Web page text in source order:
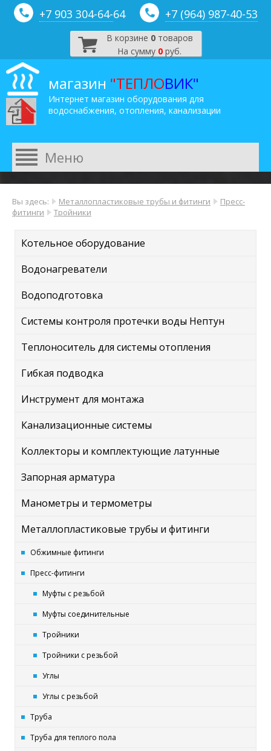
+7 903 304-64-64 +7 (964) 987-40-53
В корзине 0товаров
На сумму 0 руб.
магазин "ТЕПЛОВИК"
Интернет магазин оборудования для
водоснабжения, отопления, канализации
Вы здесь: Металлопластиковые трубы и фитинги
Пресс-
фитинги
Тройники
Котельное оборудование
Водонагреватели
Водоподготовка
Системы контроля протечки воды Нептун
Теплоноситель для системы отопления
Гибкая подводка
Инструмент для монтажа
Канализационные системы
Коллекторы и комплектующие латунные
Запорная арматура
Манометры и термометры
Металлопластиковые трубы и фитинги
Обжимные фитинги
Пресс-фитинги
Муфты с резьбой
Муфты соединительные
Тройники
Тройники с резьбой
Углы
Углы с резьбой
Труба
Труба для теплого пола